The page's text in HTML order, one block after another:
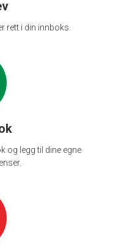
rett i din innboks.
og legg til dine egne